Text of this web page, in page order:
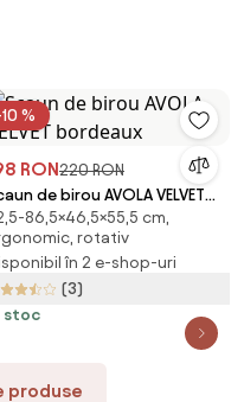
%
RON220 RON
de birou AVOLA VELVET
86,5×46,5×55,5 cm,
rotativ
în 2 e-shop-uri
(3)
stoc
produse